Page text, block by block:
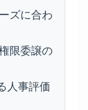
ズに合わ
限委譲の
人事評価